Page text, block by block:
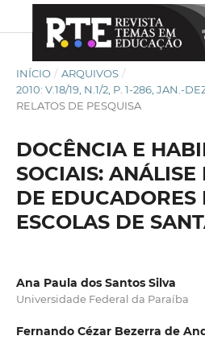
INÍCIO / ARQUIVOS /
2010: V.18/19, N.1/2, P. 1-286, JAN.-
RELATOS DE PESQUISA
DOCÊNCIA E
SOCIAIS: ANÁLISE
DE EDUCADORES
ESCOLAS DE
Ana Paula dos Santos Silva
Universidade Federal da Paraíba
Fernando Cézar Bezerra de